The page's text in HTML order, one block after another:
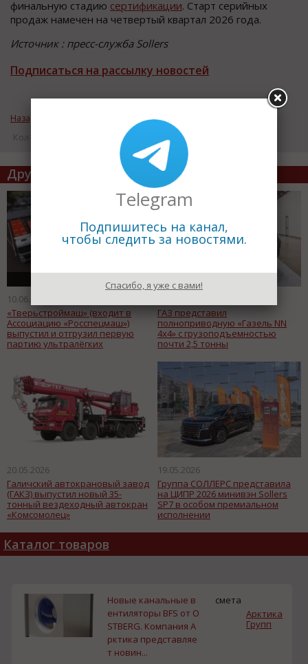
финальную стадию сертификации. Старт серийных
продаж намечен на четвертый квартал 2026 года.
Источник : пресс-служба Sollers
Подписаться на рассылку новостей
Назад к рубрике «Новости автопрома»
Кол-во просмотров: 4468
Другие статьи по теме
10.06.2026
«Тверьстроймаш» (входит в
Ассоциацию «Росспецмаш»)
выпустил и отгрузил первую
партию ультралёгких
ГАЗ представил
полноприводную «Газель NN
4х4» с грузоподъемностью
почти 2,5 тонны
20.05.2026
Галичский автокрановый завод
(ГАКЗ) выпустил новый 35-
тонный вездеходный автокран
«Комсомолец»
19.05.2026
Группа СОЛЛЕРС представила
на ЦИПР 2026 минивэн Sollers
SP7 в особом премиальном
исполнении
Каталог товаров
Новые канальные в
ентиляторы BFS от O
STBERG. Компания А
рктика представляе
т новин...
смета
Арктика
Групп
Telegram
Подпишитесь на канал,
чтобы следить за новостями.
Спасибо, я уже с вами!